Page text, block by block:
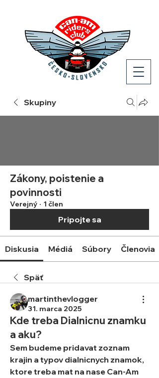
Skupiny
Zákony, poistenie a
povinnosti
Verejný · 1 člen
Pripojte sa
Diskusia Médiá Súbory Členovia
Späť
martinthevlogger
31. marca 2025
Kde treba Dialnicnu znamku
a aku?
Sem budeme pridavat zoznam
krajin a typov dialnicnych znamok,
ktore treba mat na nase Can-Am